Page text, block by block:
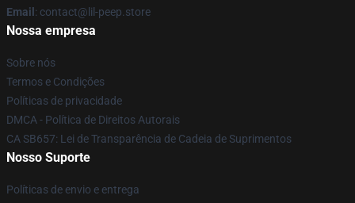
Email : contact@lil-peep.store
Nossa empresa
Sobre nós
Termos e Condições
Políticas de privacidade
DMCA - Política de Direitos Autorais
CA SB657: Lei de Transparência de Cadeia de Suprimentos
Nosso Suporte
Políticas de envio e entrega